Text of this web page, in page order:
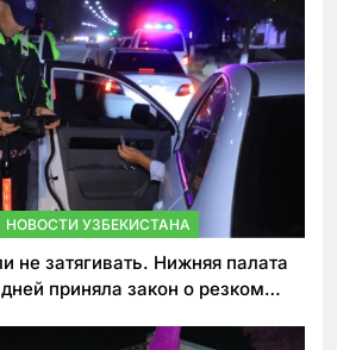
НОВОСТИ УЗБЕКИСТАНА
не затягивать. Нижняя палата
приняла закон о резком